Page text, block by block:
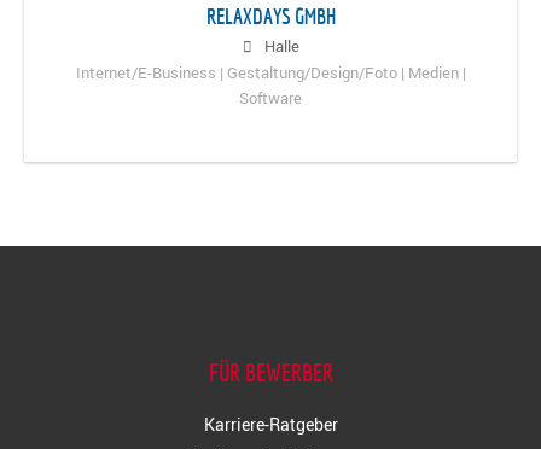
RELAXDAYS GMBH
Halle
Internet/E-Business | Gestaltung/Design/Foto | Medien |
Software
FÜR BEWERBER
Karriere-Ratgeber